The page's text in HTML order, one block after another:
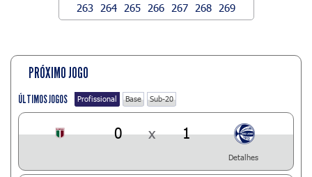
263
264 265 266 267 268 269
PRÓXIMO JOGO
ÚLTIMOS JOGOS Profissional Base Sub-20
0 x 1
Detalhes